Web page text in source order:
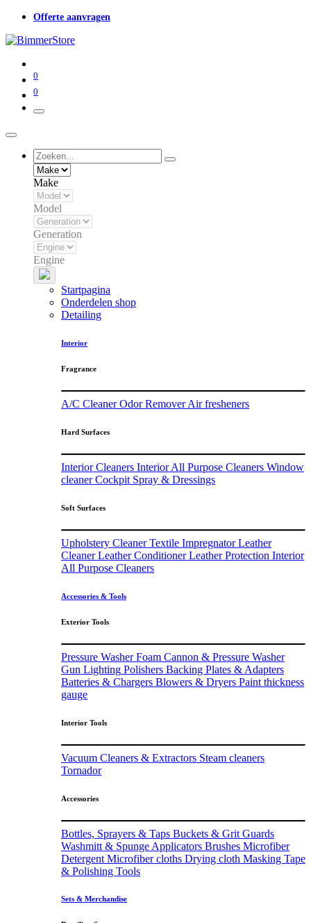
Offerte aanvragen
0
0
Make
Model
Generation
Engine
Startpagina
Onderdelen shop
Detailing
Interior
Fragrance
A/C Cleaner Odor Remover Air fresheners
Hard Surfaces
Interior Cleaners Interior All Purpose Cleaners Window
cleaner Cockpit Spray & Dressings
Soft Surfaces
Upholstery Cleaner Textile Impregnator Leather
Cleaner Leather Conditioner Leather Protection Interior
All Purpose Cleaners
Accessories & Tools
Exterior Tools
Pressure Washer Foam Cannon & Pressure Washer
Gun Lighting Polishers Backing Plates & Adapters
Batteries & Chargers Blowers & Dryers Paint thickness
gauge
Interior Tools
Vacuum Cleaners & Extractors Steam cleaners
Tornador
Accessories
Bottles, Sprayers & Taps Buckets & Grit Guards
Washmitt & Spunge Applicators Brushes Microfiber
Detergent Microfiber cloths Drying cloth Masking Tape
& Polishing Tools
Sets & Merchandise